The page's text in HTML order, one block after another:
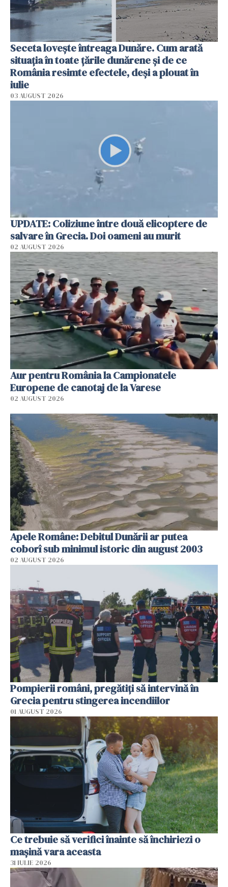
Seceta lovește întreaga Dunăre. Cum arată
situația în toate țările dunărene și de ce
România resimte efectele, deși a plouat în
iulie
03 AUGUST 2026
UPDATE: Coliziune între două elicoptere de
salvare în Grecia. Doi oameni au murit
02 AUGUST 2026
Aur pentru România la Campionatele
Europene de canotaj de la Varese
02 AUGUST 2026
Apele Române: Debitul Dunării ar putea
coborî sub minimul istoric din august 2003
02 AUGUST 2026
Pompierii români, pregătiţi să intervină în
Grecia pentru stingerea incendiilor
01 AUGUST 2026
Ce trebuie să verifici înainte să închiriezi o
mașină vara aceasta
31 IULIE 2026